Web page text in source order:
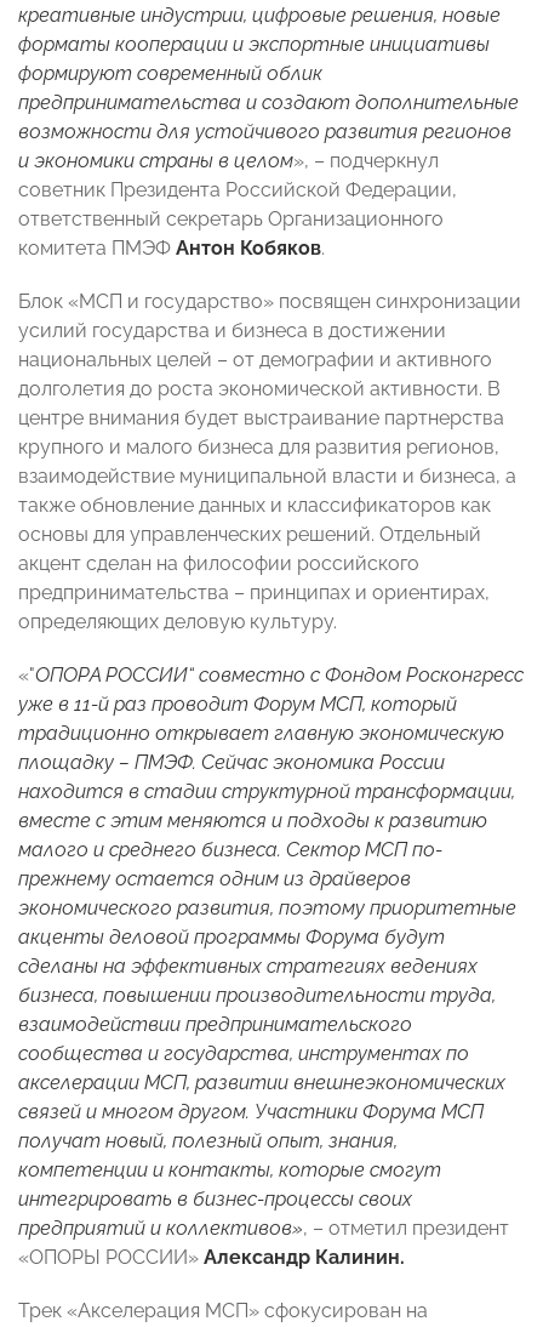
креативные индустрии, цифровые решения, новые
форматы кооперации и экспортные инициативы
формируют современный облик
предпринимательства и создают дополнительные
возможности для устойчивого развития регионов
и экономики страны в целом», – подчеркнул
советник Президента Российской Федерации,
ответственный секретарь Организационного
комитета ПМЭФ Антон Кобяков.
Блок «МСП и государство» посвящен синхронизации
усилий государства и бизнеса в достижении
национальных целей – от демографии и активного
долголетия до роста экономической активности. В
центре внимания будет выстраивание партнерства
крупного и малого бизнеса для развития регионов,
взаимодействие муниципальной власти и бизнеса, а
также обновление данных и классификаторов как
основы для управленческих решений. Отдельный
акцент сделан на философии российского
предпринимательства – принципах и ориентирах,
определяющих деловую культуру.
«"ОПОРА РОССИИ“ совместно с Фондом Росконгресс
уже в 11-й раз проводит Форум МСП, который
традиционно открывает главную экономическую
площадку – ПМЭФ. Сейчас экономика России
находится в стадии структурной трансформации,
вместе с этим меняются и подходы к развитию
малого и среднего бизнеса. Сектор МСП по-
прежнему остается одним из драйверов
экономического развития, поэтому приоритетные
акценты деловой программы Форума будут
сделаны на эффективных стратегиях ведениях
бизнеса, повышении производительности труда,
взаимодействии предпринимательского
сообщества и государства, инструментах по
акселерации МСП, развитии внешнеэкономических
связей и многом другом. Участники Форума МСП
получат новый, полезный опыт, знания,
компетенции и контакты, которые смогут
интегрировать в бизнес-процессы своих
предприятий и коллективов», – отметил президент
«ОПОРЫ РОССИИ» Александр Калинин.
Трек «Акселерация МСП» сфокусирован на